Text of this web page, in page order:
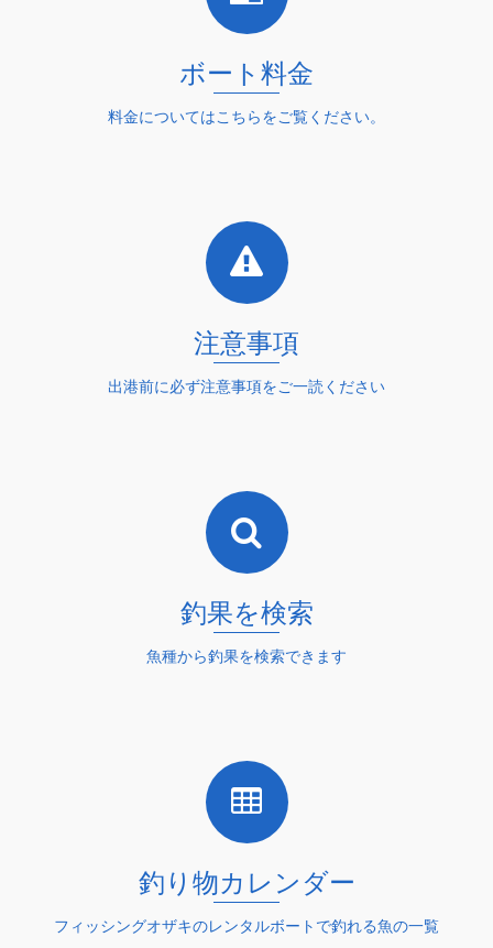
ボート料金
料金についてはこちらをご覧ください。
注意事項
出港前に必ず注意事項をご一読ください
釣果を検索
魚種から釣果を検索できます
釣り物カレンダー
フィッシングオザキのレンタルボートで釣れる魚の一覧